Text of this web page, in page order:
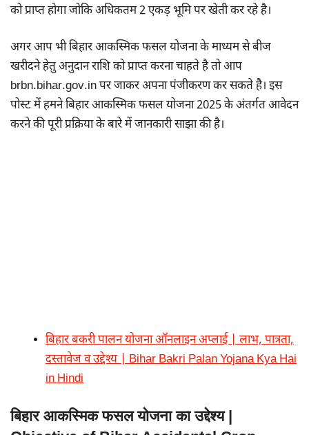
को प्राप्त होगा जोकि अधिकतम 2 एकड़ भूमि पर खेती कर रहे है।
अगर आप भी बिहार आकस्मिक फसल योजना के माध्यम से बीज
खरीदने हेतु अनुदान राशि को प्राप्त करना चाहते है तो आप
brbn.bihar.gov.in पर जाकर अपना पंजीकरण कर सकते है। इस
पोस्ट में हमने बिहार आकस्मिक फसल योजना 2025 के अंतर्गत आवेदन
करने की पूरी प्रक्रिया के बारे में जानकारी साझा की है।
बिहार बकरी पालन योजना ऑनलाइन अप्लाई | लाभ, पात्रता,
दस्तावेज व उद्देश्य | Bihar Bakri Palan Yojana Kya Hai
in Hindi
बिहार आकस्मिक फसल योजना का उद्देश्य |